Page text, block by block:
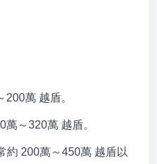
萬 越盾。
～320萬 越盾。
約 200萬～450萬 越盾以